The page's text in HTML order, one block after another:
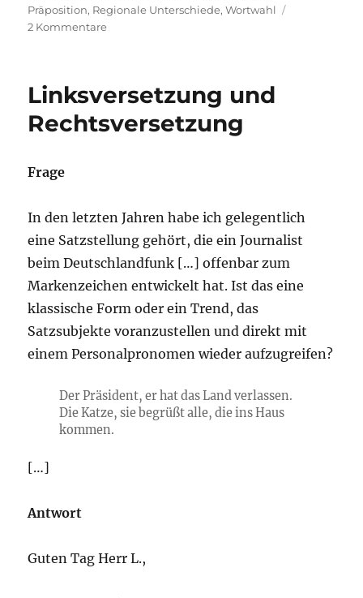
am
Präposition, Regionale Unterschiede,Wortwahl
2 Kommentarezu
Weihnachten
einfach
Linksversetzung und
Rechtsversetzung
Frage
In den letzten Jahren habe ich gelegentlich
eine Satzstellung gehört, die ein Journalist
beim Deutschlandfunk […] offenbar zum
Markenzeichen entwickelt hat. Ist das eine
klassische Form oder ein Trend, das
Satzsubjekte voranzustellen und direkt mit
einem Personalpronomen wieder aufzugreifen?
Der Präsident, er hat das Land verlassen.
Die Katze, sie begrüßt alle, die ins Haus
kommen.
[…]
Antwort
Guten Tag Herr L.,